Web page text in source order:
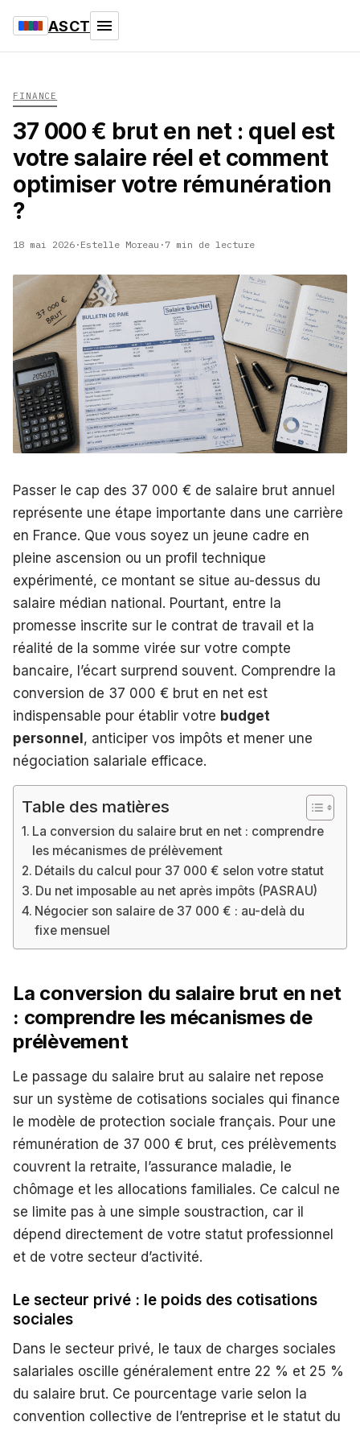
ASCT
FINANCE
37 000 € brut en net : quel est
votre salaire réel et comment
optimiser votre rémunération
?
18 mai 2026 · Estelle Moreau · 7 min de lecture
Passer le cap des 37 000 € de salaire brut annuel
représente une étape importante dans une carrière
en France. Que vous soyez un jeune cadre en
pleine ascension ou un profil technique
expérimenté, ce montant se situe au-dessus du
salaire médian national. Pourtant, entre la
promesse inscrite sur le contrat de travail et la
réalité de la somme virée sur votre compte
bancaire, l’écart surprend souvent. Comprendre la
conversion de 37 000 € brut en net est
indispensable pour établir votre budget
personnel , anticiper vos impôts et mener une
négociation salariale efficace.
Table des matières
La conversion du salaire brut en net : comprendre
les mécanismes de prélèvement
Détails du calcul pour 37 000 € selon votre statut
Du net imposable au net après impôts (PASRAU)
Négocier son salaire de 37 000 € : au-delà du
fixe mensuel
La conversion du salaire brut en net
: comprendre les mécanismes de
prélèvement
Le passage du salaire brut au salaire net repose
sur un système de cotisations sociales qui finance
le modèle de protection sociale français. Pour une
rémunération de 37 000 € brut, ces prélèvements
couvrent la retraite, l’assurance maladie, le
chômage et les allocations familiales. Ce calcul ne
se limite pas à une simple soustraction, car il
dépend directement de votre statut professionnel
et de votre secteur d’activité.
Le secteur privé : le poids des cotisations
sociales
Dans le secteur privé, le taux de charges sociales
salariales oscille généralement entre 22 % et 25 %
du salaire brut. Ce pourcentage varie selon la
convention collective de l’entreprise et le statut du